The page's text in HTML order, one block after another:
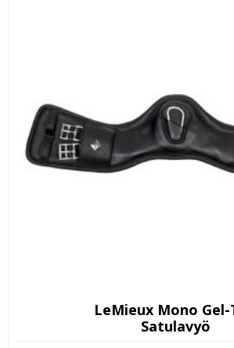
LeMieux Mono
Satulavyö